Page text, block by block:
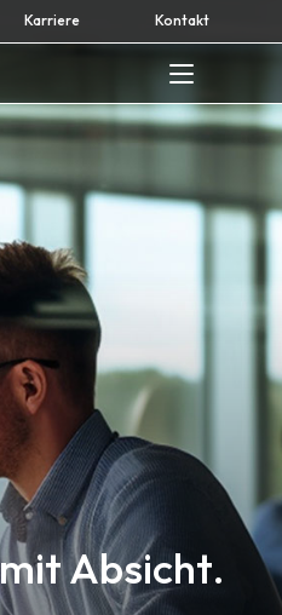
Karriere Kontakt
Absicht.